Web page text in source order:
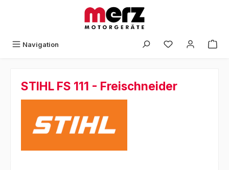
Navigation
STIHL FS 111 - Freischneider